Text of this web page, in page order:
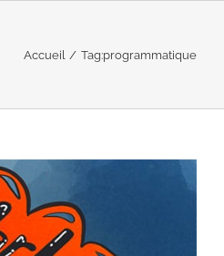
Accueil Tag:programmatique